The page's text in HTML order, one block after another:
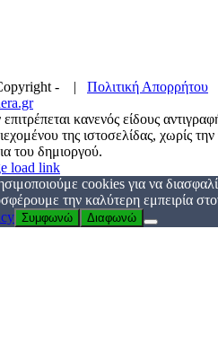
- | Πολιτική Απορρήτου
επιτρέπεται κανενός είδους
της ιστοσελίδας, χωρίς
του δημιοργού.
load link
cookies για να
την καλύτερη εμπειρία
Συμφωνώ Διαφωνώ